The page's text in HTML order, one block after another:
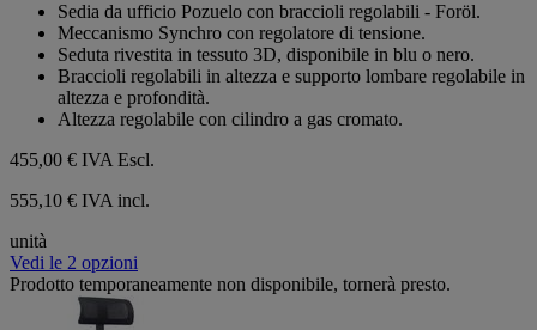
Sedia da ufficio Pozuelo con braccioli regolabili - Foröl.
Meccanismo Synchro con regolatore di tensione.
Seduta rivestita in tessuto 3D, disponibile in blu o nero.
Braccioli regolabili in altezza e supporto lombare regolabile in
altezza e profondità.
Altezza regolabile con cilindro a gas cromato.
455,00 € IVA Escl.
555,10 € IVA incl.
unità
Vedi le 2 opzioni
Prodotto temporaneamente non disponibile, tornerà presto.